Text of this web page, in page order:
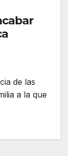
de las
a la que